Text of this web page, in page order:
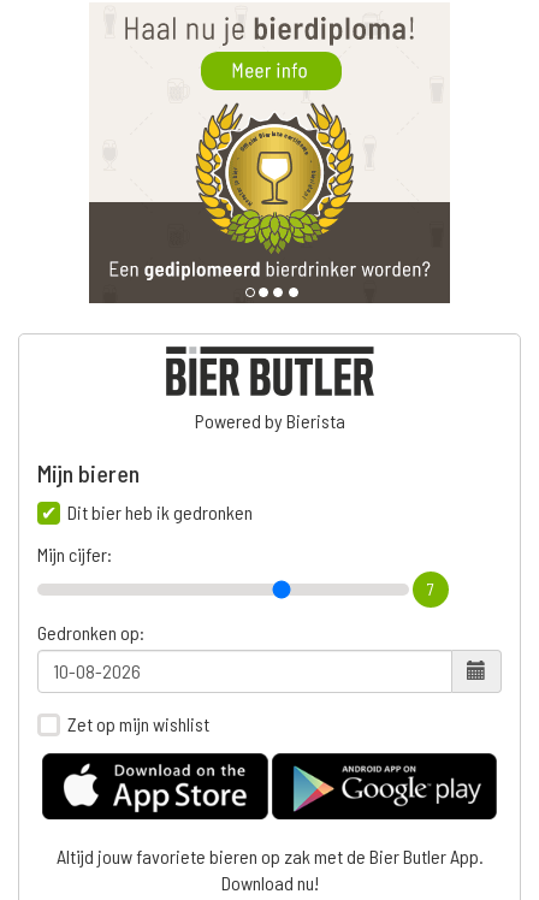
Powered by Bierista
Mijn bieren
Dit bier heb ik gedronken
Mijn cijfer:
7
Gedronken op:
Zet op mijn wishlist
Altijd jouw favoriete bieren op zak met de Bier Butler App.
Download nu!